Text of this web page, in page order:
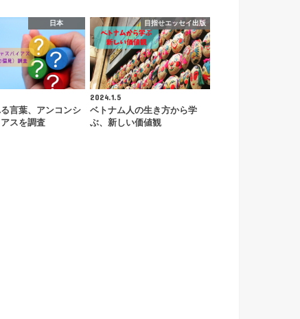
日本
言葉、アンコンシ
スを調査
目指せエッセイ出版
2024.1.5
ベトナム人の生き方から学
ぶ、新しい価値観